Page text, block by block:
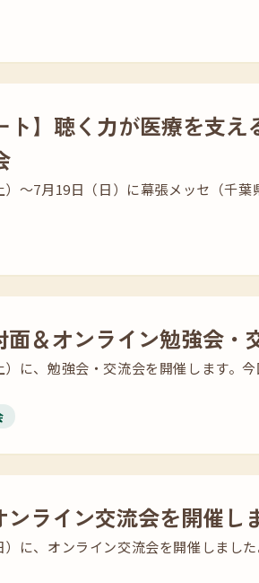
ト】聴く力が医療を支
～7月19日（日）に幕張メッセ（千
面＆オンライン勉強会・
）に、勉強会・交流会を開催します。
ンライン交流会を開催し
）に、オンライン交流会を開催しまし